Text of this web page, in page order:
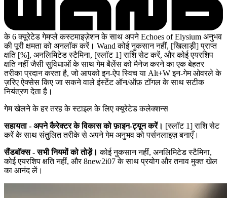
के 6 क्यूरेटेड गेमप्ले कस्टमाइज़ेशन के साथ अपने Echoes of Elysium अनुभव
की पूरी क्षमता को अनलॉक करें। Wand कोई नुकसान नहीं, [खिलाड़ी] प्राप्त
क्षति [%], अनलिमिटेड स्टैमिना, [स्लॉट 1] राशि सेट करें, और कोई एयरशिप
क्षति नहीं जैसी सुविधाओं के साथ गेम बैलेंस को मैनेज करने का एक बेहतर
तरीका प्रदान करता है, जो आपको इन-ऐप स्विच या Alt+W इन-गेम ओवरले के
ज़रिए ऐक्सेस किए जा सकने वाले इंस्टेंट ऑन/ऑफ़ टॉगल के साथ सटीक
नियंत्रण देता है।
गेम खेलने के हर तरह के स्टाइल के लिए क्यूरेटेड कलेक्शन्स
सहायता - अपने कैरेक्टर के विकास को फ़ाइन-ट्यून करें। [स्लॉट 1] राशि सेट
करें के साथ संतुलित तरीके से अपने गेम अनुभव को पर्सनलाइज़ बनाएँ।
सैंडबॉक्स - सभी नियमों को तोड़ें। कोई नुकसान नहीं, अनलिमिटेड स्टैमिना,
कोई एयरशिप क्षति नहीं, और 8new2i07 के साथ प्रयोग और तनाव मुक्त खेल
का आनंद लें।